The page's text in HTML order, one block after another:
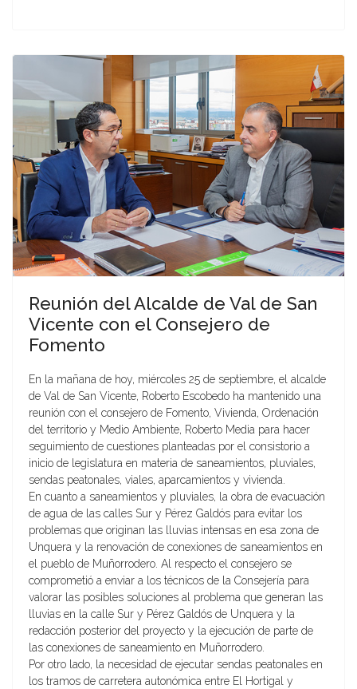
Reunión del Alcalde de Val de San
Vicente con el Consejero de
Fomento
En la mañana de hoy, miércoles 25 de septiembre, el alcalde
de Val de San Vicente, Roberto Escobedo ha mantenido una
reunión con el consejero de Fomento, Vivienda, Ordenación
del territorio y Medio Ambiente, Roberto Media para hacer
seguimiento de cuestiones planteadas por el consistorio a
inicio de legislatura en materia de saneamientos, pluviales,
sendas peatonales, viales, aparcamientos y vivienda.
En cuanto a saneamientos y pluviales, la obra de evacuación
de agua de las calles Sur y Pérez Galdós para evitar los
problemas que originan las lluvias intensas en esa zona de
Unquera y la renovación de conexiones de saneamientos en
el pueblo de Muñorrodero. Al respecto el consejero se
comprometió a enviar a los técnicos de la Consejería para
valorar las posibles soluciones al problema que generan las
lluvias en la calle Sur y Pérez Galdós de Unquera y la
redacción posterior del proyecto y la ejecución de parte de
las conexiones de saneamiento en Muñorrodero.
Por otro lado, la necesidad de ejecutar sendas peatonales en
los tramos de carretera autonómica entre El Hortigal y